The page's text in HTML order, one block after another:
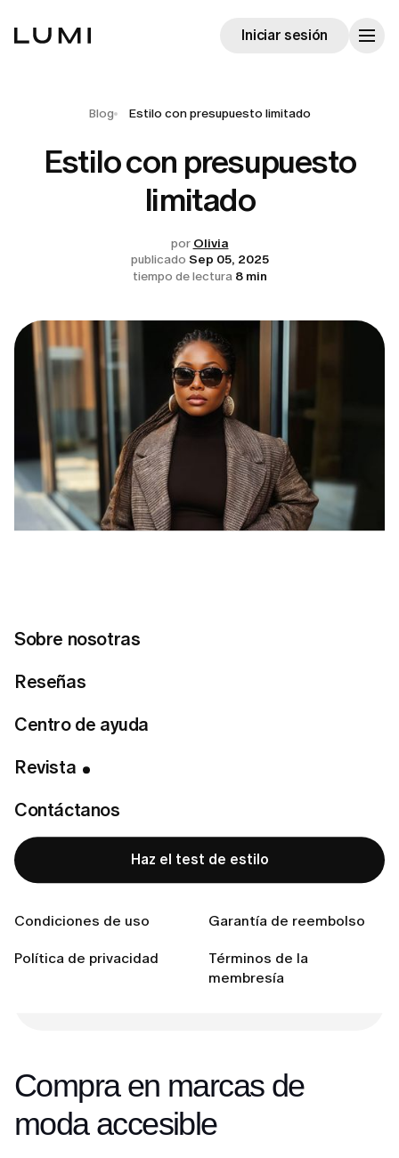
Sobre nosotras
Reseñas
Centro de ayuda
Revista
Contáctanos
Haz el test de estilo
Condiciones de uso Garantía de reembolso
Política de privacidad
Términos de la
membresía
Iniciar sesión
Blog Estilo con presupuesto limitado
Estilo con presupuesto
limitado
por Olivia
publicado Sep 05, 2025
tiempo de lectura 8 min
Compra en marcas de
moda accesible
Tabla de Contenidos
Compra en marcas de moda accesible
Compras vintage
Céntrate en los accesorios
Conecta con nosotras